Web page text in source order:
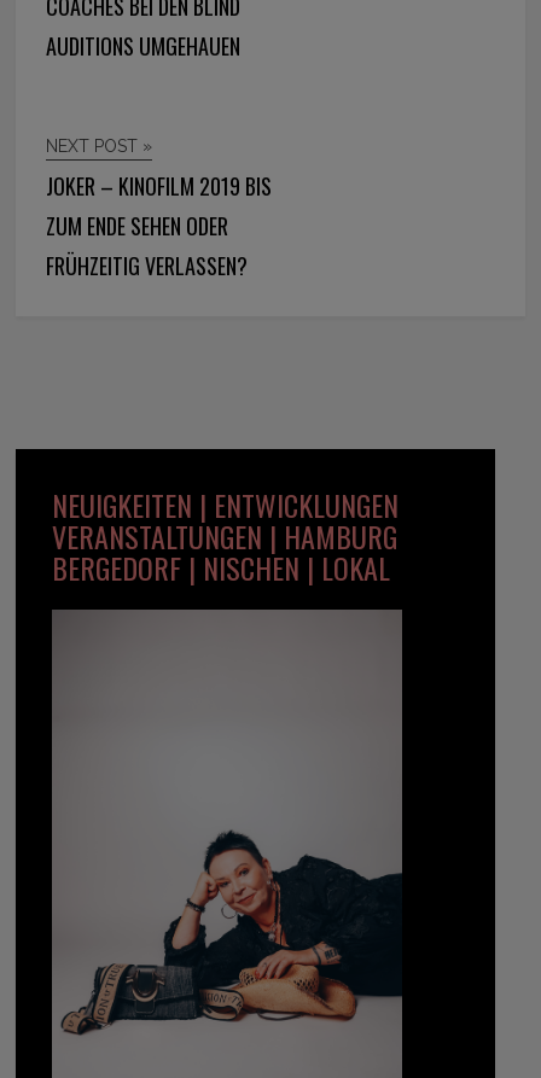
AUDITIONS UMGEHAUEN
NEXT POST »
JOKER – KINOFILM 2019 BIS
ZUM ENDE SEHEN ODER
FRÜHZEITIG VERLASSEN?
NEUIGKEITEN | ENTWICKLUNGEN
VERANSTALTUNGEN | HAMBURG
BERGEDORF | NISCHEN | LOKAL